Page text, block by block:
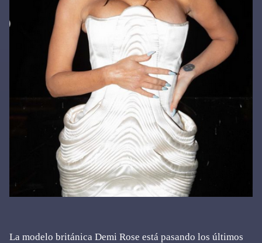
La modelo británica Demi Rose está pasando los últimos